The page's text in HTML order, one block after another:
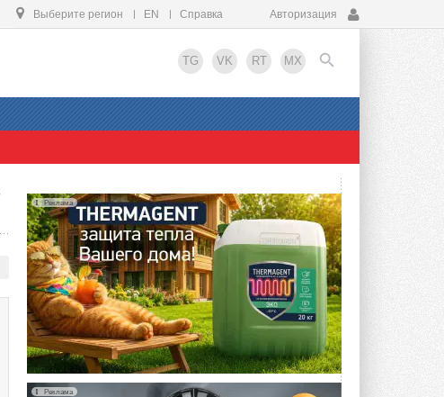
Выберите регион EN Справка Авторизация
TG VK RT MX
EN
Реклама
Реклама